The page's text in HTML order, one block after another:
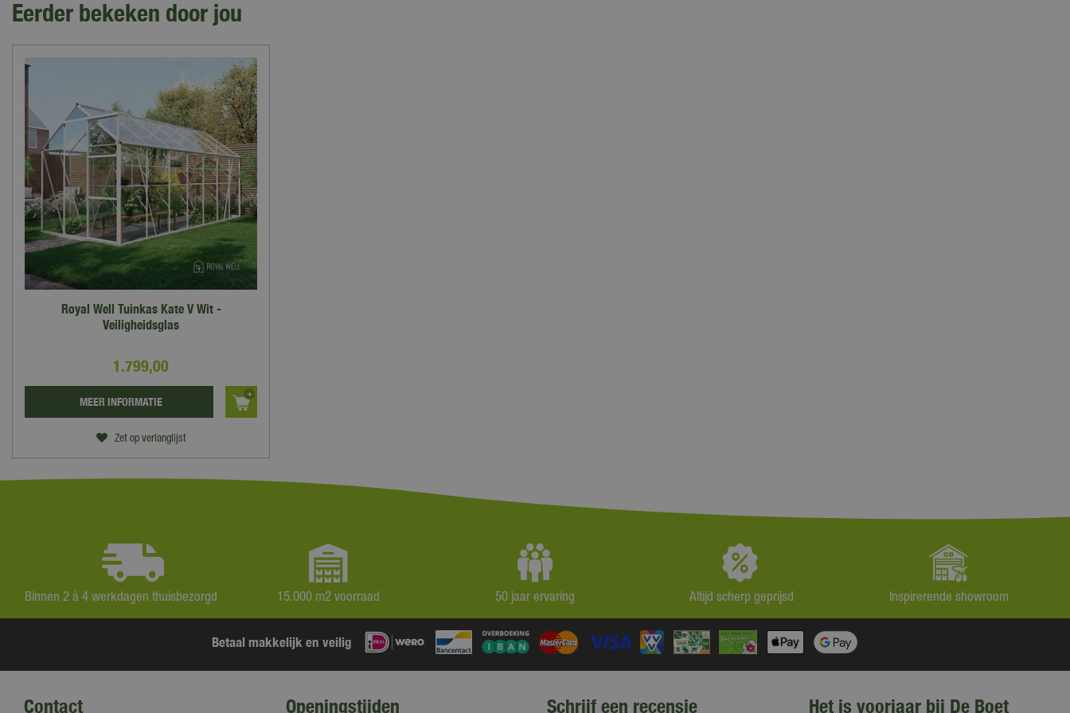
Een succesvolle montage begint op een goed voorbereide ondergrond. Voor de ondergrond
kan gekozen worden voor vollegrond, een verharde ondergrond (betontegels, betonbanden,
hardhouten balkenframe) of een gestorte betonfundering.
Bij de keuze voor plaatsing op de vollegrond is van belang dat het aangetrilde ongeroerde
grond is en dat de hoekprofielen van de optionele stalen fundering worden verzwaard met
beton.
Eerder bekeken door jou
Royal Well Tuinkas Kate V Wit -
Veiligheidsglas
1.799,00
Zet op verlanglijst
MEER INFORMATIE
Binnen 2 à 4 werkdagen thuisbezorgd 15.000 m2 voorraad 50 jaar ervaring Altijd scherp geprijsd Inspirerende showroom
Betaal makkelijk en veilig
Contact Openingstijden Het is voorjaar bij De Boet
Schrijf een recensie